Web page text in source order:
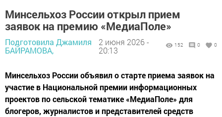
Минсельхоз России открыл прием
заявок на премию «МедиаПоле»
Подготовила Джамиля
БАЙРАМОВА,
2 июня 2026 -
20:13
152 0 0
Минсельхоз России объявил о старте приема заявок на
участие в Национальной премии информационных
проектов по сельской тематике «МедиаПоле» для
блогеров, журналистов и представителей средств